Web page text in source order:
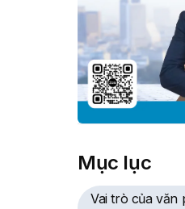
Mục lục
Vai trò của văn